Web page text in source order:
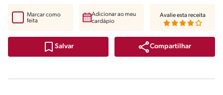
Salvar Compartilhar
Marcar como
feita
Adicionar ao meu
cardápio
Avalie esta receita